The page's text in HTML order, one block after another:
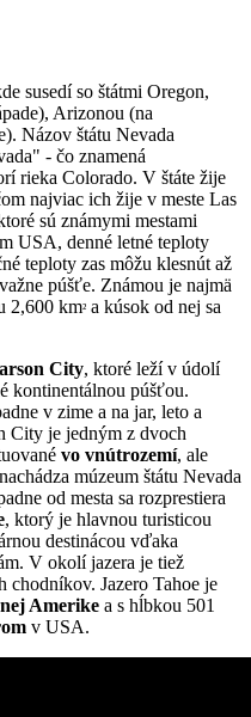
susedí so štátmi Oregon,
Arizonou (na
Názov štátu Nevada
- čo znamená
rieka Colorado. V štáte žije
najviac ich žije v meste Las
sú známymi mestami
USA, denné letné teploty
teploty zas môžu klesnút až
púšťe. Známou je najmä
2,600 km² a kúsok od nej sa
City, ktoré leží v údolí
kontinentálnou púšťou.
v zime a na jar, leto a
City je jedným z dvoch
vo vnútrozemí, ale
múzeum štátu Nevada
od mesta sa rozprestiera
, ktorý je hlavnou turisticou
destinácou vďaka
V okolí jazera je tiež
Jazero Tahoe je
Amerike a s hĺbkou 501
v USA.